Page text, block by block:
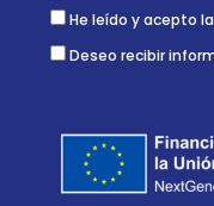
He leído y acepto
Deseo recibir